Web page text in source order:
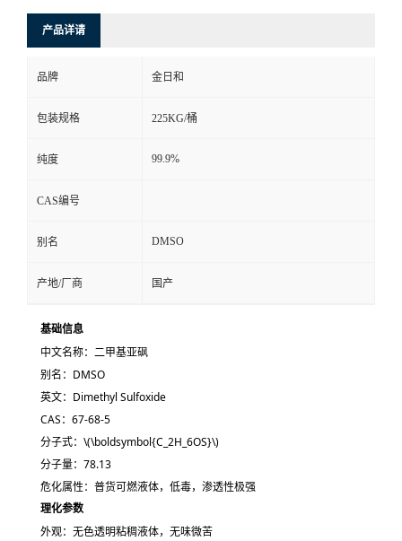
产品详请
品牌 金日和
包装规格 225KG/桶
纯度 99.9%
CAS编号
别名 DMSO
产地/厂商 国产
基础信息
中文名称：二甲基亚砜
别名：DMSO
英文：Dimethyl Sulfoxide
CAS： 67-68-5
分子式： \(\boldsymbol{C_2H_6OS}\)
分子量：78.13
危化属性： 普货可燃液体，低毒，渗透性极强
理化参数
外观： 无色透明粘稠液体，无味微苦